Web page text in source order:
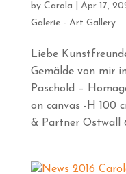
by Carola Apr 17,
Galerie - Art Gallery
Liebe
Gemälde von mir
Paschold –
on canvas -H 100
& Partner